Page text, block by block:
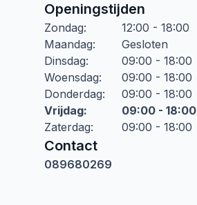
Openingstijden
Zondag:
12:00 - 18:00
Maandag:
Gesloten
Dinsdag:
09:00 - 18:00
Woensdag:
09:00 - 18:00
Donderdag:
09:00 - 18:00
Vrijdag:
09:00 - 18:00
Zaterdag: 09:00 - 18:00
Contact
089680269